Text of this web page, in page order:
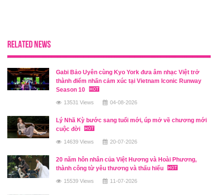
RELATED NEWS
Gabi Bảo Uyên cùng Kyo York đưa âm nhạc Việt trở
thành điểm nhấn cảm xúc tại Vietnam Iconic Runway
Season 10
13531 Views 04-08-2026
Lý Nhã Kỳ bước sang tuổi mới, úp mở về chương mới
cuộc đời
14639 Views 20-07-2026
20 năm hôn nhân của Việt Hương và Hoài Phương,
thành công từ yêu thương và thấu hiểu
15539 Views 11-07-2026